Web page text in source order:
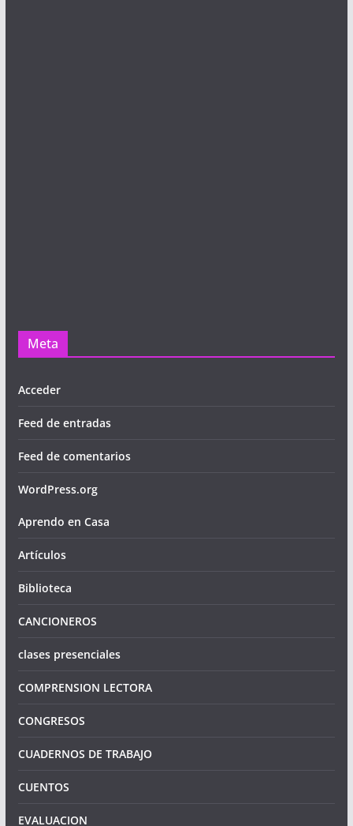
Meta
Acceder
Feed de entradas
Feed de comentarios
WordPress.org
Aprendo en Casa
Artículos
Biblioteca
CANCIONEROS
clases presenciales
COMPRENSION LECTORA
CONGRESOS
CUADERNOS DE TRABAJO
CUENTOS
EVALUACION